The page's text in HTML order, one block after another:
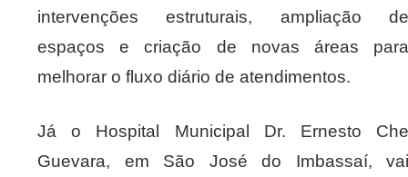
intervenções estruturais, ampliação de
espaços e criação de novas áreas para
melhorar o fluxo diário de atendimentos.
Já o Hospital Municipal Dr. Ernesto Che
Guevara, em São José do Imbassaí, vai